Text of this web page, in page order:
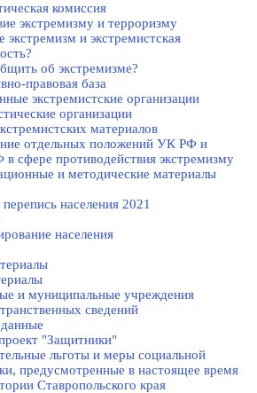
комиссия
экстремизму и терроризму
экстремизм и экстремистская
об экстремизме?
правовая база
экстремистские организации
организации
материалов
отдельных положений УК РФ и
сфере противодействия экстремизму
и методические материалы
населения 2021
населения
и муниципальные учреждения
сведений
"Защитники"
льготы и меры социальной
предусмотренные в настоящее время
Ставропольского края